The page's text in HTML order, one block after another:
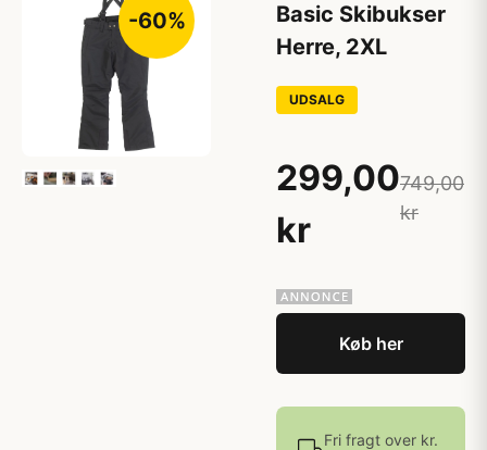
-60%
Basic Skibukser
Herre, 2XL
UDSALG
299,00
kr
749,00
kr
Køb her
Fri fragt over kr.